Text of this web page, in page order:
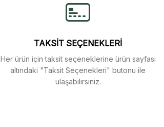
TAKSİT SEÇENEKLERİ
Her ürün için taksit seçeneklerine ürün sayfası
altındaki "Taksit Seçenekleri" butonu ile
ulaşabilirsiniz.